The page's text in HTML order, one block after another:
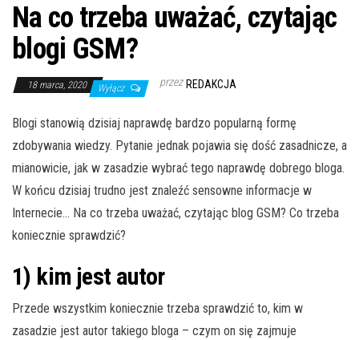
Na co trzeba uważać, czytając
blogi GSM?
18 marca, 2020 Wyłącz przez REDAKCJA
Blogi stanowią dzisiaj naprawdę bardzo popularną formę
zdobywania wiedzy. Pytanie jednak pojawia się dość zasadnicze, a
mianowicie, jak w zasadzie wybrać tego naprawdę dobrego bloga.
W końcu dzisiaj trudno jest znaleźć sensowne informacje w
Internecie… Na co trzeba uważać, czytając blog GSM? Co trzeba
koniecznie sprawdzić?
1) kim jest autor
Przede wszystkim koniecznie trzeba sprawdzić to, kim w
zasadzie jest autor takiego bloga – czym on się zajmuje